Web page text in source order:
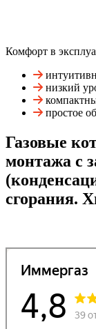
Комфорт в
низкий
простое
Газовые
монтажа с
сгорания.